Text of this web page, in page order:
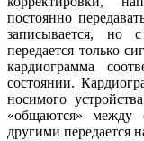
постоянно
записывается, но
передается только
кардиограмма
состоянии.
носимого
«общаются»
другими передается